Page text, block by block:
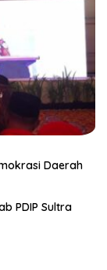
Daerah
PDIP Sultra